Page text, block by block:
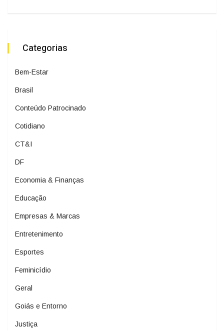
Categorias
Bem-Estar
Brasil
Conteúdo Patrocinado
Cotidiano
CT&I
DF
Economia & Finanças
Educação
Empresas & Marcas
Entretenimento
Esportes
Feminicídio
Geral
Goiás e Entorno
Justiça